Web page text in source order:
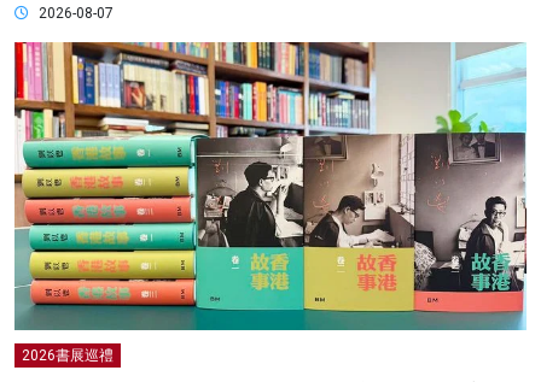
2026-08-07
2026書展巡禮